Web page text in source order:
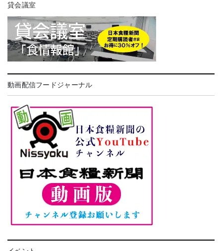
貸会議室
動画配信フードジャーナル